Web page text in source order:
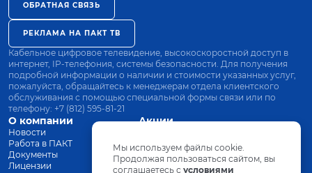
О компании
Новости
Работа в ПАКТ
Документы
Лицензии
Акции
Оплата
Оборудование
ОБРАТНАЯ СВЯЗЬ
РЕКЛАМА НА ПАКТ ТВ
Кабельное цифровое телевидение, высокоскоростной доступ в
интернет, IP-телефония, системы безопасности. Для получения
подробной информации о наличии и стоимости указанных услуг,
пожалуйста, обращайтесь к менеджерам отдела клиентского
обслуживания с помощью специальной формы связи или по
телефону: +7 (812) 595-81-21
Мы используем файлы cookie.
Продолжая пользоваться сайтом, вы
соглашаетесь с условиями